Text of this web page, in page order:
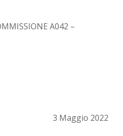
A042 –
3 Maggio 2022